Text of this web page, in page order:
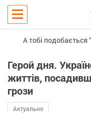
А тобі подобається
Герой дня.
життів,
грози
Актуально